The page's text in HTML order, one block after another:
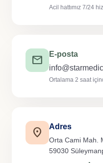
Acil hattımız 7/24
mail
E-posta
Ortalama 2 saat
location_on Adres
Orta Cami Mah.
59030